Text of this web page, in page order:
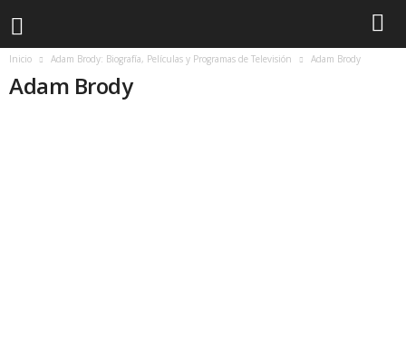
Inicio Adam Brody: Biografía, Películas y Programas de Televisión Adam Brody
Adam Brody